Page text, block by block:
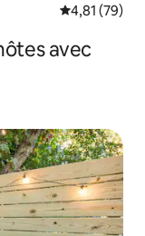
Évaluation
4,81 (79)
avec